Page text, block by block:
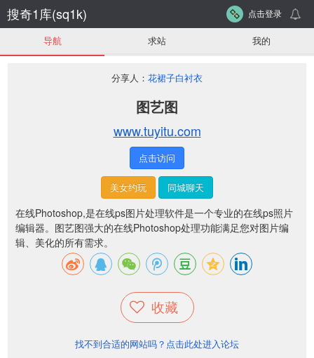
搜奇1库(sq1k) 点击登录
导航 求站 我的
分享人： 花裙子白衬衣
图艺图
www.tuyitu.com
点击访问
美女约玩 同城聊天
在线Photoshop,是在线ps图片处理软件是一个专业的在线ps照片
编辑器。图艺图强大的在线Photoshop处理功能满足您对图片编
辑、美化的所有需求。
收藏
找不到合适的网站吗？点击此处进入论坛